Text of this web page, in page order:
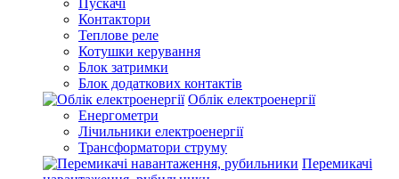
Пускачі
Контактори
Теплове реле
Котушки керування
Блок затримки
Блок додаткових контактів
Облік електроенергії
Енергометри
Лічильники електроенергії
Трансформатори струму
Перемикачі